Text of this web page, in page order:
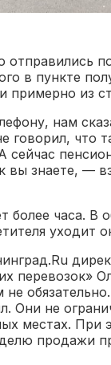
в пункте
примерно из
нам
говорил, что
сейчас
вы знаете, —
более часа. В
уходит
перевозок»
Они не
местах. При
продажи